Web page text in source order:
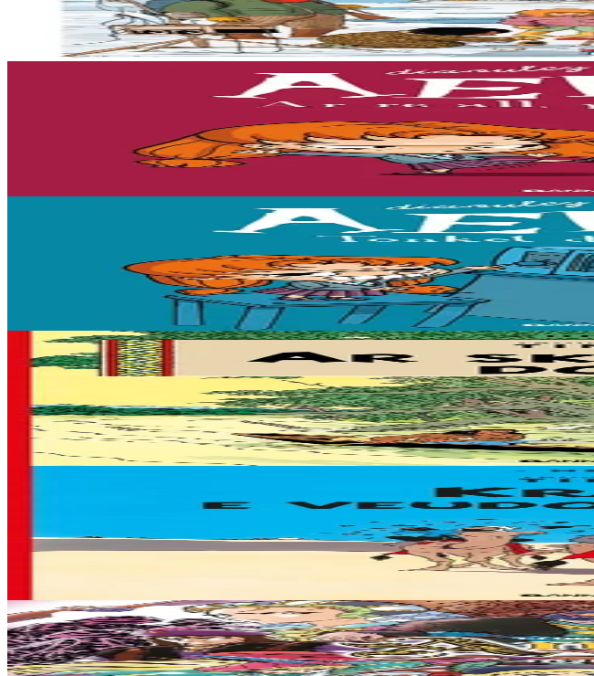
Billy connaît bien la mer et le réchauffement climatique : sa maman étudie la fonte des glaces à bord
15,00 €
« Que ce soit pour faire enrager mes parents, torturer mon stupide chat, lutter contre Jade et ses
« Que ce soit pour faire enrager mes parents, torturer mon stupide chat, lutter contre Jade et ses
7 ans et plus
Bannoù-heol
L'Oreille Cassée (1937) est une course poursuite palpitante. Tintin s'embarque pour l'Amérique du
En stock11,95 €
Le Crabe aux pinces d'or (1941) renoue avec l'aventure exotique. Celle-ci mène Tintin en Afrique
11 ans et plus
TES
Anna Vreizh - Itrikoù er C'hastell